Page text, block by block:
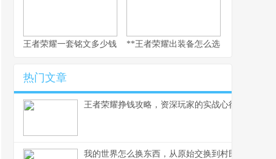
王者荣耀一套铭文多少钱，副标题：老玩家的精打细算与情怀回响
**王者荣耀出装备怎么选，资深玩家的
热门文章
王者荣耀挣钱攻略，资深玩家的实战心得分享
我的世界怎么换东西，从原始交换到村民交易全解